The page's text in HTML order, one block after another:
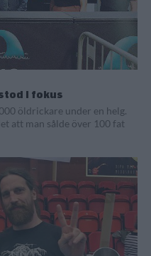
i fokus
öldrickare under en helg.
att man sålde över 100 fat